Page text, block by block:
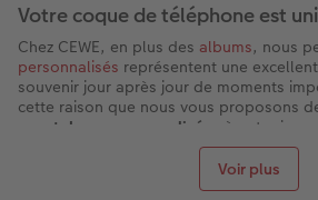
Voir plus
Votre coque de téléphone est
Chez CEWE, en plus des albums, nous
personnalisés représentent une
souvenir jour après jour de moments
cette raison que nous vous proposons
smartphone personnalisées
à votre
Huawei, Xiaomi… choisissez votre
protégez-le. C’est aussi une formidable
plus originale qu’une simple coque